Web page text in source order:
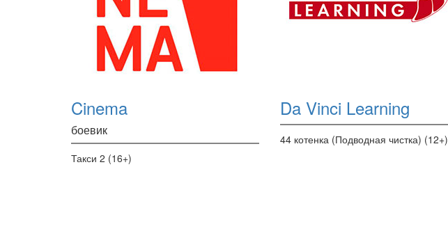
Cinema
боевик
Такси 2 (16+)
Da Vinci Learning
44 котенка (Подводная чистка) (12+)